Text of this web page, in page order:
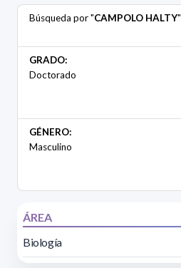
Búsqueda por "CAMPOLO HALTY"
GRADO:
Doctorado
GÉNERO:
Masculino
ÁREA
Biología